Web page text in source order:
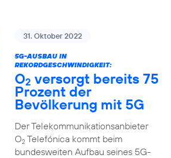
31. Oktober 2022
5G-AUSBAU IN
REKORDGESCHWINDIGKEIT:
O2 versorgt bereits 75
Prozent der
Bevölkerung mit 5G
Der Telekommunikationsanbieter
O2Telefónica kommt beim
bundesweiten Aufbau seines 5G-